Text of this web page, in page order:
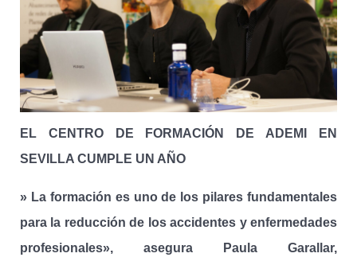
EL CENTRO DE FORMACIÓN DE ADEMI EN
SEVILLA CUMPLE UN AÑO
» La formación es uno de los pilares fundamentales
para la reducción de los accidentes y enfermedades
profesionales», asegura Paula Garallar,